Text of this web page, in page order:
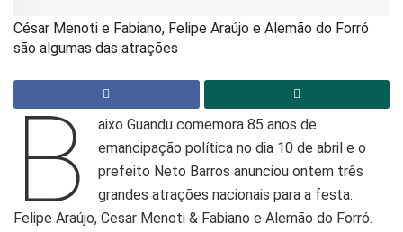
César Menoti e Fabiano, Felipe Araújo e Alemão do Forró
são algumas das atrações
B
aixo Guandu comemora 85 anos de
emancipação política no dia 10 de abril e o
prefeito Neto Barros anunciou ontem três
grandes atrações nacionais para a festa:
Felipe Araújo, Cesar Menoti & Fabiano e Alemão do Forró.